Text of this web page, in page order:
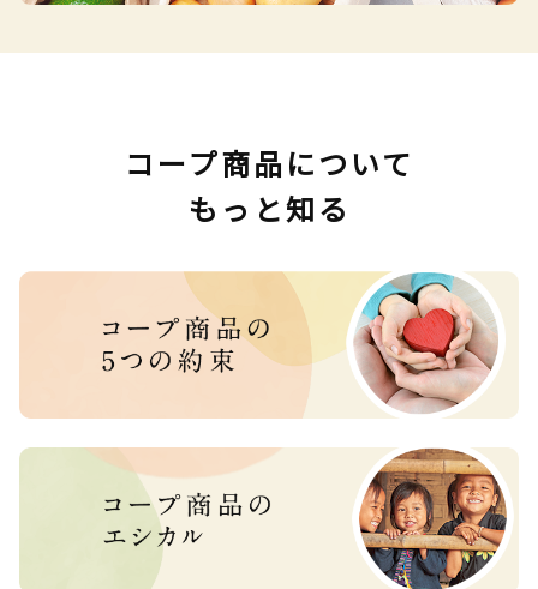
コープ商品について
もっと知る